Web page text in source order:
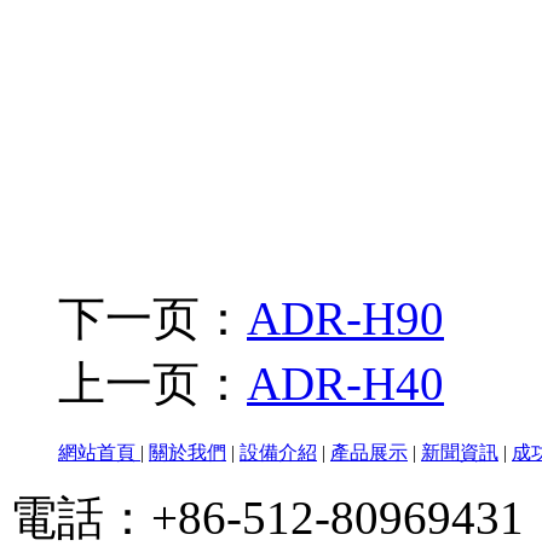
下一页： ADR-H90
上一页： ADR-H40
網站首頁 | 關於我們 | 設備介紹 | 產品展示 | 新聞資訊 | 成
電話：+86-512-